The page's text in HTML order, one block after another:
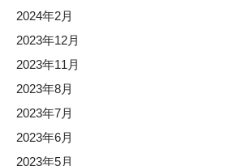
2024年2月
2023年12月
2023年11月
2023年8月
2023年7月
2023年6月
2023年5月